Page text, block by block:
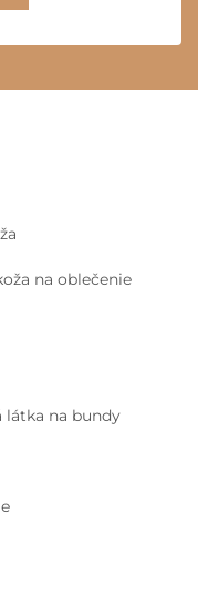
na oblečenie
látka na bundy